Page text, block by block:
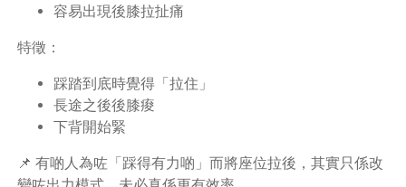
容易出現後膝拉扯痛
特徵：
踩踏到底時覺得「拉住」
長途之後後膝痠
下背開始緊
📌 有啲人為咗「踩得有力啲」而將座位拉後，其實只係改